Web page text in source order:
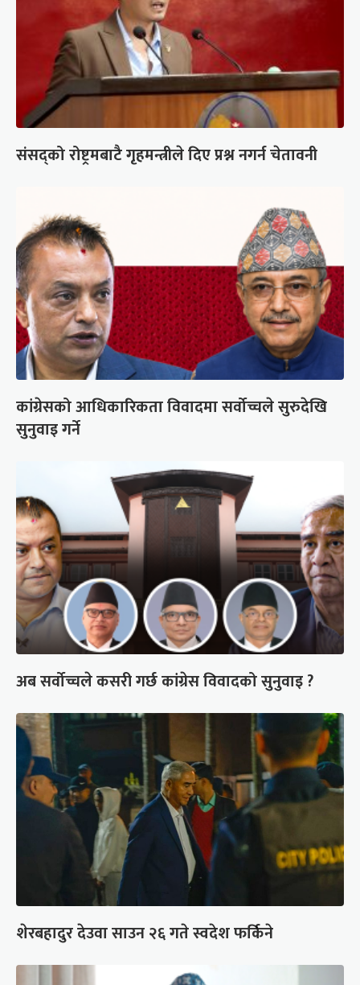
संसद्को रोष्ट्रमबाटै गृहमन्त्रीले दिए प्रश्न नगर्न चेतावनी
कांग्रेसको आधिकारिकता विवादमा सर्वोच्चले सुरुदेखि
सुनुवाइ गर्ने
अब सर्वोच्चले कसरी गर्छ कांग्रेस विवादको सुनुवाइ ?
शेरबहादुर देउवा साउन २६ गते स्वदेश फर्किने